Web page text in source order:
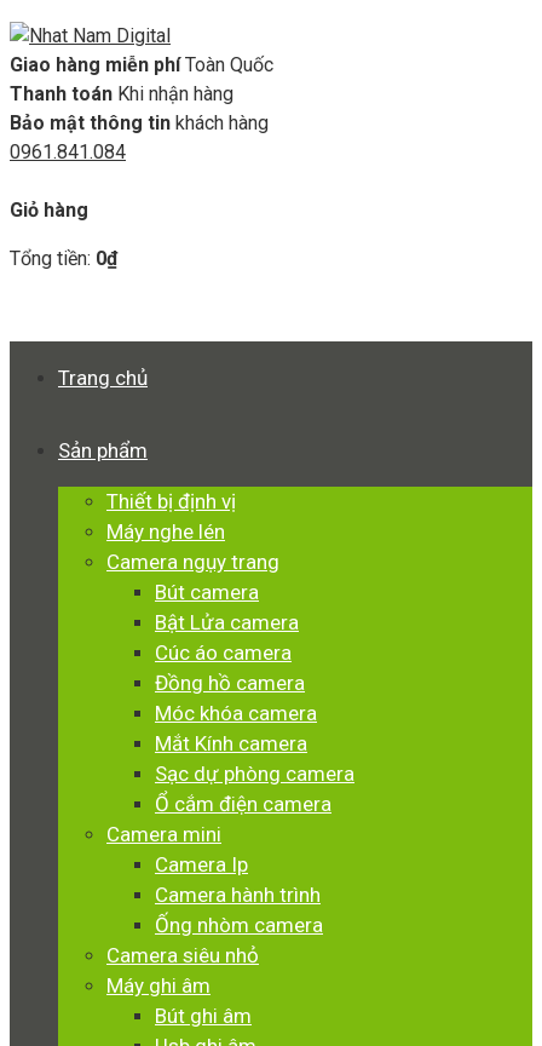
Giao hàng miễn phí Toàn Quốc
Thanh toán Khi nhận hàng
Bảo mật thông tin khách hàng
0961.841.084
Giỏ hàng
Tổng tiền: 0₫
Trang chủ
Sản phẩm
Thiết bị định vị
Máy nghe lén
Camera ngụy trang
Bút camera
Bật Lửa camera
Cúc áo camera
Đồng hồ camera
Móc khóa camera
Mắt Kính camera
Sạc dự phòng camera
Ổ cắm điện camera
Camera mini
Camera Ip
Camera hành trình
Ống nhòm camera
Camera siêu nhỏ
Máy ghi âm
Bút ghi âm